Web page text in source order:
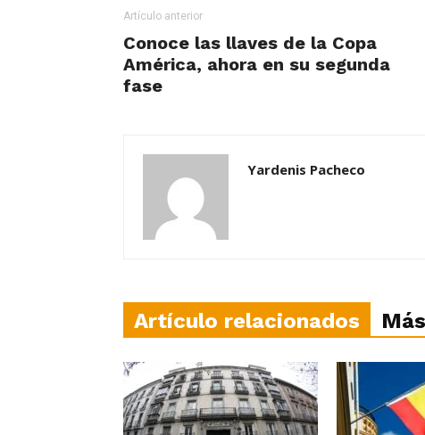
Artículo anterior
Conoce las llaves de la Copa
América, ahora en su segunda
fase
Yardenis Pacheco
Artículo relacionados